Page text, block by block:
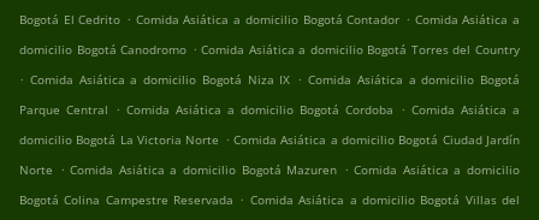
Bogotá El Cedrito . Comida Asiática a domicilio Bogotá Contador . Comida Asiática a
domicilio Bogotá Canodromo . Comida Asiática a domicilio Bogotá Torres del Country
. Comida Asiática a domicilio Bogotá Niza IX . Comida Asiática a domicilio Bogotá
Parque Central . Comida Asiática a domicilio Bogotá Cordoba . Comida Asiática a
domicilio Bogotá La Victoria Norte . Comida Asiática a domicilio Bogotá Ciudad Jardín
Norte . Comida Asiática a domicilio Bogotá Mazuren . Comida Asiática a domicilio
Bogotá Colina Campestre Reservada . Comida Asiática a domicilio Bogotá Villas del